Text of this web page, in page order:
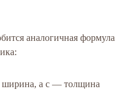
аналогичная формула
ширина, а c — толщина